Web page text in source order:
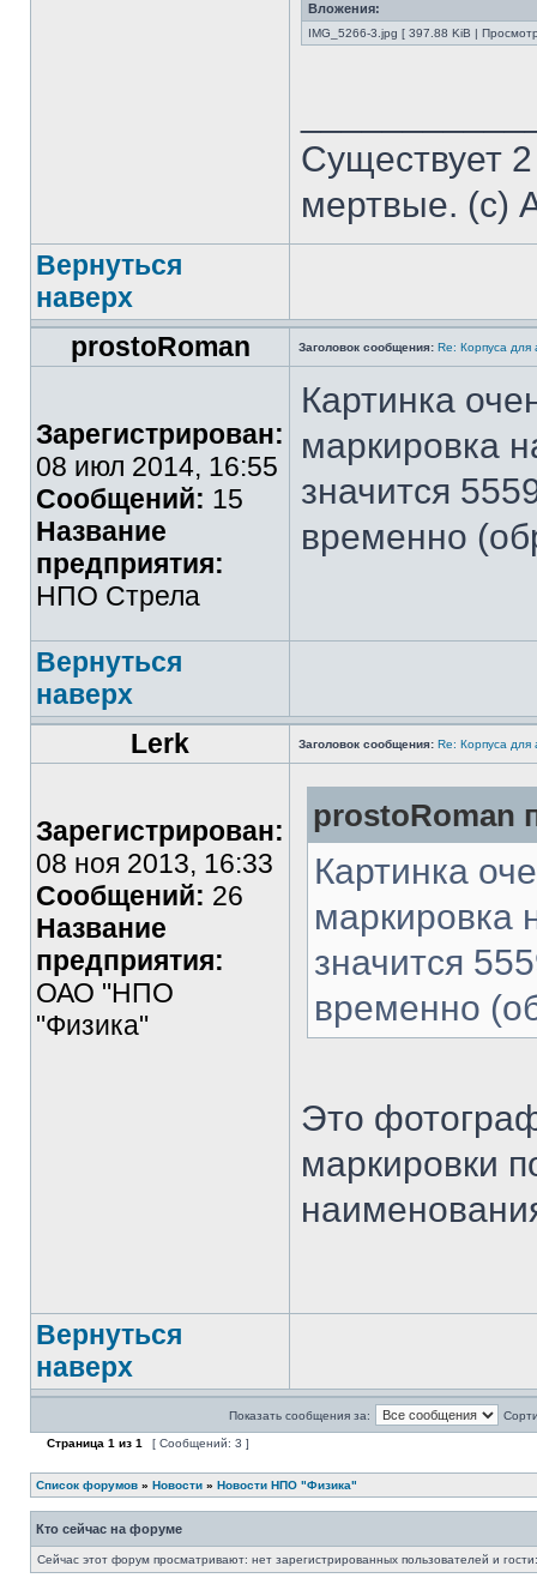
Вложения:
IMG_5266-3.jpg [ 397.88 KiB |
Существует
мертвые. (с)
Вернуться
наверх
prostoRoman
Заголовок сообщения: Re: Корпуса для
Зарегистрирован:
08 июл 2014, 16:55
Сообщений: 15
Название
предприятия:
НПО Стрела
Картинка
маркировка
значится
временно
Вернуться
наверх
Lerk
Заголовок сообщения: Re: Корпуса для
Зарегистрирован:
08 ноя 2013, 16:33
Сообщений: 26
Название
предприятия:
ОАО "НПО
"Физика"
prostoRoman
Картинка
маркировка
значится
временно
Это
маркировки
Вернуться
наверх
Показать сообщения за:
Страница 1 из 1 [ Сообщений: 3 ]
Список форумов » Новости » Новости НПО "Физика"
Кто сейчас на форуме
Сейчас этот форум просматривают: нет зарегистрированных пользователей и